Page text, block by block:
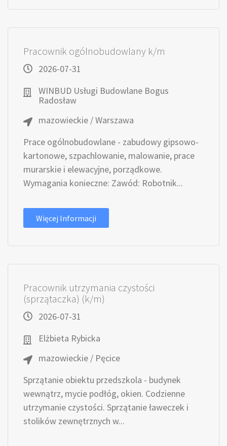
Pracownik ogólnobudowlany k/m
2026-07-31
WINBUD Usługi Budowlane Bogus
Radosław
mazowieckie / Warszawa
Prace ogólnobudowlane - zabudowy gipsowo-
kartonowe, szpachlowanie, malowanie, prace
murarskie i elewacyjne, porządkowe.
Wymagania konieczne: Zawód: Robotnik...
Więcej Informacji
Pracownik utrzymania czystości
(sprzątaczka) (k/m)
2026-07-31
Elżbieta Rybicka
mazowieckie / Pęcice
Sprzątanie obiektu przedszkola - budynek
wewnątrz, mycie podłóg, okien. Codzienne
utrzymanie czystości. Sprzątanie ławeczek i
stolików zewnętrznych w...